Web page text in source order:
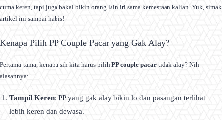
cuma keren, tapi juga bakal bikin orang lain iri sama kemesraan kalian. Yuk, simak
artikel ini sampai habis!
Kenapa Pilih PP Couple Pacar yang Gak Alay?
Pertama-tama, kenapa sih kita harus pilih PP couple pacar tidak alay? Nih
alasannya:
Tampil Keren: PP yang gak alay bikin lo dan pasangan terlihat
lebih keren dan dewasa.